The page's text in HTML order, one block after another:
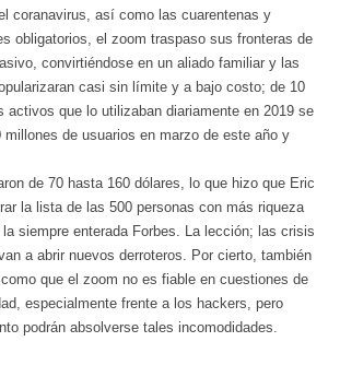
coranavirus, así como las cuarentenas y
obligatorios, el zoom traspaso sus fronteras de
convirtiéndose en un aliado familiar y las
casi sin límite y a bajo costo; de 10
activos que lo utilizaban diariamente en 2019 se
millones de usuarios en marzo de este año y
de 70 hasta 160 dólares, lo que hizo que Eric
la lista de las 500 personas con más riqueza
siempre enterada Forbes. La lección; las crisis
a abrir nuevos derroteros. Por cierto, también
que el zoom no es fiable en cuestiones de
especialmente frente a los hackers, pero
podrán absolverse tales incomodidades.